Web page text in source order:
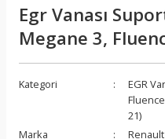
Egr Vanası
Megane 3,
Kategori EGR
21)
Marka